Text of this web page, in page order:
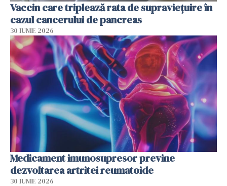
Vaccin care triplează rata de supraviețuire în
cazul cancerului de pancreas
30 IUNIE 2026
Medicament imunosupresor previne
dezvoltarea artritei reumatoide
30 IUNIE 2026